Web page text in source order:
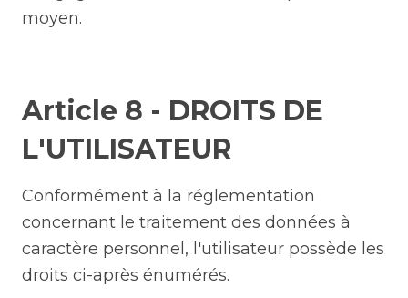
moyen.
Article 8 - DROITS DE
L'UTILISATEUR
Conformément à la réglementation
concernant le traitement des données à
caractère personnel, l'utilisateur possède les
droits ci-après énumérés.